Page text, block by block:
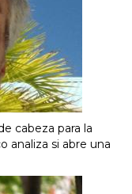
cabeza para la
analiza si abre una